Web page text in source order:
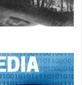
وسائل
الإعلام
الاجتماعية